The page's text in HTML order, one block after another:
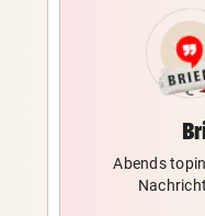
Abends